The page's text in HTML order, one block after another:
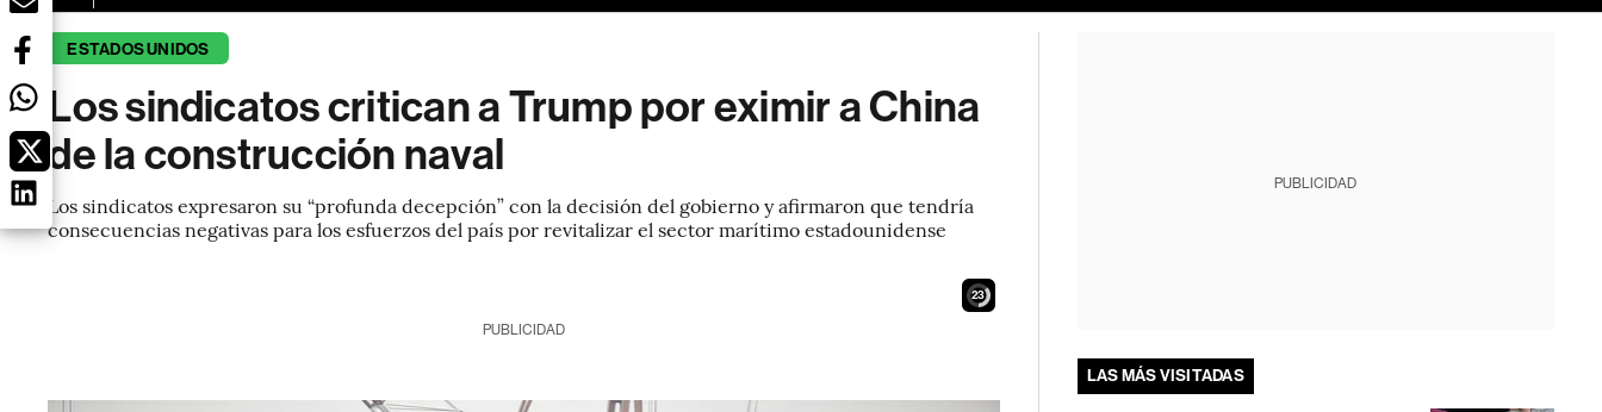
ESTADOS UNIDOS
Los sindicatos critican a Trump por eximir a China
de la construcción naval
Los sindicatos expresaron su “profunda decepción” con la decisión del gobierno y afirmaron que tendría
consecuencias negativas para los esfuerzos del país por revitalizar el sector marítimo estadounidense
22
PUBLICIDAD
PUBLICIDAD
LAS MÁS VISITADAS